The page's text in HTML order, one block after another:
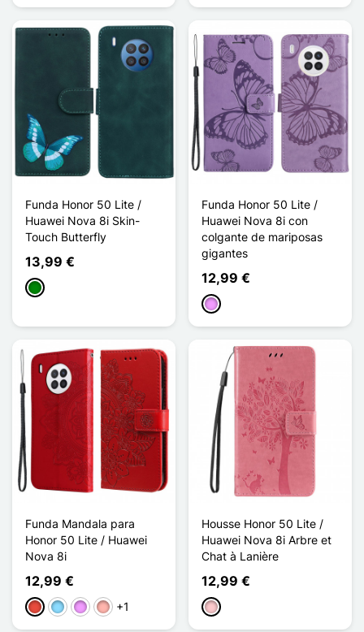
Funda Honor 50 Lite /
Huawei Nova 8i Skin-
Touch Butterfly
13,99 €
Verde
Funda Honor 50 Lite /
Huawei Nova 8i con
colgante de mariposas
gigantes
12,99 €
Morado claro
Funda Mandala para
Honor 50 Lite / Huawei
Nova 8i
12,99 €
RojoAzul claro
Morado claro
Oro rosa
+1
Housse Honor 50 Lite /
Huawei Nova 8i Arbre et
Chat à Lanière
12,99 €
Rosa